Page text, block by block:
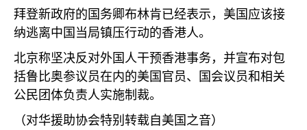
拜登新政府的国务卿布林肯已经表示，美国应该接
纳逃离中国当局镇压行动的香港人。
北京称坚决反对外国人干预香港事务，并宣布对包
括鲁比奥参议员在内的美国官员、国会议员和相关
公民团体负责人实施制裁。
（对华援助协会特别转载自美国之音）